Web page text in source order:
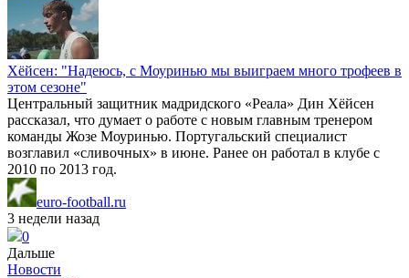
Хёйсен: "Надеюсь, с Моуринью мы выиграем много трофеев в
этом сезоне"
Центральный защитник мадридского «Реала» Дин Хёйсен
рассказал, что думает о работе с новым главным тренером
команды Жозе Моуринью. Португальский специалист
возглавил «сливочных» в июне. Ранее он работал в клубе с
2010 по 2013 год.
euro-football.ru
3 недели назад
0
Дальше
Новости